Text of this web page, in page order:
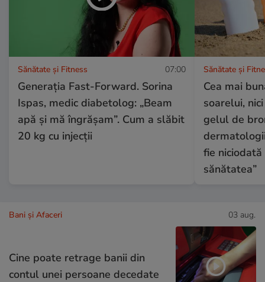
Sănătate și Fitness 07:00
Generația Fast-Forward. Sorina
Ispas, medic diabetolog: „Beam
apă și mă îngrășam”. Cum a slăbit
20 kg cu injecții
Sănătate și
Cea mai
soarelui,
gelul de
fie
sănătatea”
Bani și Afaceri 03 aug.
Cine poate retrage banii din
contul unei persoane decedate